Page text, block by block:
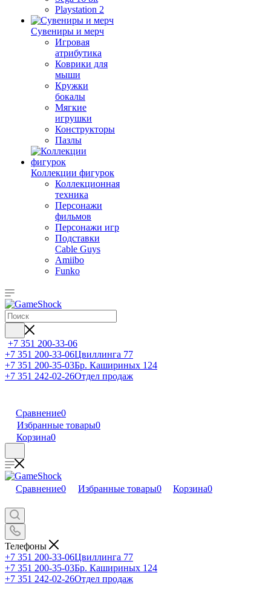
Playstation 2
Сувениры и мерч
Игровая
атрибутика
Коврики для
мыши
Кружки
бокалы
Мягкие
игрушки
Конструкторы
Пазлы
Коллекции фигурок
Коллекционная
техника
Персонажи
фильмов
Персонажи игр
Подставки
Cable Guys
Amiibo
Funko
+7 351 200-33-06
+7 351 200-33-06Цвиллинга 77
+7 351 200-35-03Бр. Кашириных 124
+7 351 242-02-26Отдел продаж
Сравнение0
Избранные товары0
Корзина0
Сравнение0 Избранные товары0 Корзина0
Телефоны
+7 351 200-33-06Цвиллинга 77
+7 351 200-35-03Бр. Кашириных 124
+7 351 242-02-26Отдел продаж